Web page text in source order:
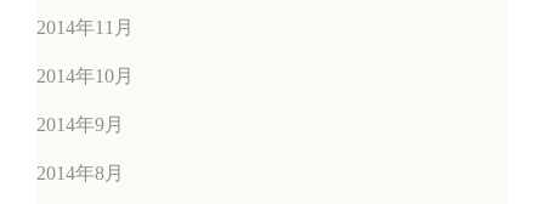
2014年11月
2014年10月
2014年9月
2014年8月